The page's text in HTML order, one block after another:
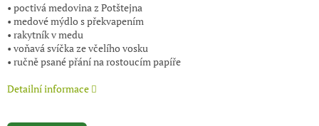
• poctivá medovina z Potštejna
• medové mýdlo s překvapením
• rakytník v medu
• voňavá svíčka ze včelího vosku
• ručně psané přání na rostoucím papíře
Detailní informace